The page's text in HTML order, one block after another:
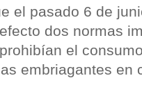
el pasado 6 de
dos normas
el
embriagantes en